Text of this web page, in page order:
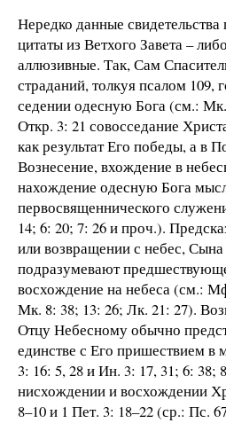
Нередко данные
цитаты из Ветхого Завета –
аллюзивные. Так, Сам
страданий, толкуя псалом 109,
седении одесную Бога (см.:
Откр. 3: 21 совосседание
как результат Его победы, а в
Вознесение, вхождение в
нахождение одесную Бога
первосвященнического
14; 6: 20; 7: 26 и проч.).
или возвращении с небес, Сына
подразумевают
восхождение на небеса (см.:
Мк. 8: 38; 13: 26; Лк. 21: 27).
Отцу Небесному обычно
единстве с Его пришествием в
3: 16: 5, 28 и Ин. 3: 17, 31; 6: 38;
нисхождении и восхождении
8–10 и 1 Пет. 3: 18–22 (ср.: Пс.